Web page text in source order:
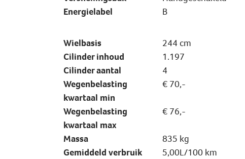
Energielabel
B
Wielbasis
244 cm
Cilinder inhoud
1.197
Cilinder aantal
4
Wegenbelasting
kwartaal min
€ 70,-
Wegenbelasting
kwartaal max
€ 76,-
Massa
835 kg
Gemiddeld verbruik
5,00L/100 km